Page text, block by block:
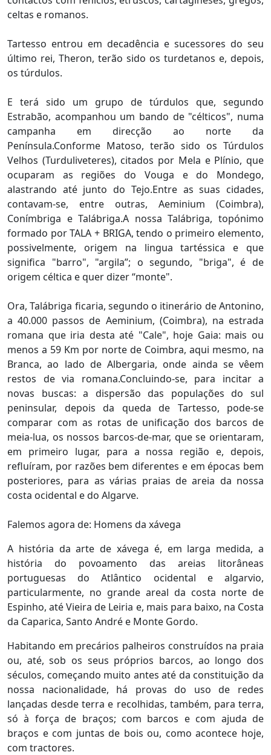
celtas e romanos.
Tartesso entrou em decadência e sucessores do seu
último rei, Theron, terão sido os turdetanos e, depois,
os túrdulos.
E terá sido um grupo de túrdulos que, segundo
Estrabão, acompanhou um bando de "célticos", numa
campanha em direcção ao norte da
Península.Conforme Matoso, terão sido os Túrdulos
Velhos (Turduliveteres), citados por Mela e Plínio, que
ocuparam as regiões do Vouga e do Mondego,
alastrando até junto do Tejo.Entre as suas cidades,
contavam-se, entre outras, Aeminium (Coimbra),
Conímbriga e Talábriga.A nossa Talábriga, topónimo
formado por TALA + BRIGA, tendo o primeiro elemento,
possivelmente, origem na lingua tartéssica e que
significa "barro", "argila”; o segundo, "briga", é de
origem céltica e quer dizer “monte".
Ora, Talábriga ficaria, segundo o itinerário de Antonino,
a 40.000 passos de Aeminium, (Coimbra), na estrada
romana que iria desta até "Cale", hoje Gaia: mais ou
menos a 59 Km por norte de Coimbra, aqui mesmo, na
Branca, ao lado de Albergaria, onde ainda se vêem
restos de via romana.Concluindo-se, para incitar a
novas buscas: a dispersão das populações do sul
peninsular, depois da queda de Tartesso, pode-se
comparar com as rotas de unificação dos barcos de
meia-lua, os nossos barcos-de-mar, que se orientaram,
em primeiro lugar, para a nossa região e, depois,
refluíram, por razões bem diferentes e em épocas bem
posteriores, para as várias praias de areia da nossa
costa ocidental e do Algarve.
Falemos agora de: Homens da xávega
A história da arte de xávega é, em larga medida, a
história do povoamento das areias litorâneas
portuguesas do Atlântico ocidental e algarvio,
particularmente, no grande areal da costa norte de
Espinho, até Vieira de Leiria e, mais para baixo, na Costa
da Caparica, Santo André e Monte Gordo.
Habitando em precários palheiros construídos na praia
ou, até, sob os seus próprios barcos, ao longo dos
séculos, começando muito antes até da constituição da
nossa nacionalidade, há provas do uso de redes
lançadas desde terra e recolhidas, também, para terra,
só à força de braços; com barcos e com ajuda de
braços e com juntas de bois ou, como acontece hoje,
com tractores.